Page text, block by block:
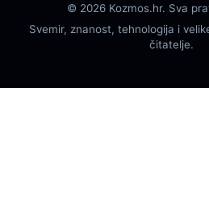
© 2026 Kozmos.hr. Sva
Svemir, znanost, tehnologija i
čitatelje.